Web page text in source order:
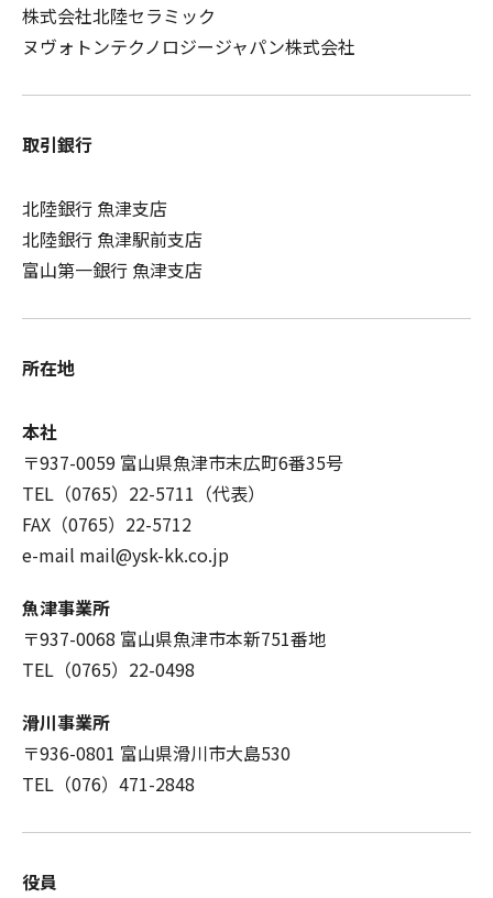
株式会社北陸セラミック
ヌヴォトンテクノロジージャパン株式会社
取引銀行
北陸銀行 魚津支店
北陸銀行 魚津駅前支店
富山第一銀行 魚津支店
所在地
本社
〒937-0059 富山県魚津市末広町6番35号
TEL （0765）22-5711 （代表）
FAX（0765）22-5712
e-mail mail@ysk-kk.co.jp
魚津事業所
〒937-0068 富山県魚津市本新751番地
TEL （0765）22-0498
滑川事業所
〒936-0801 富山県滑川市大島530
TEL （076）471-2848
役員